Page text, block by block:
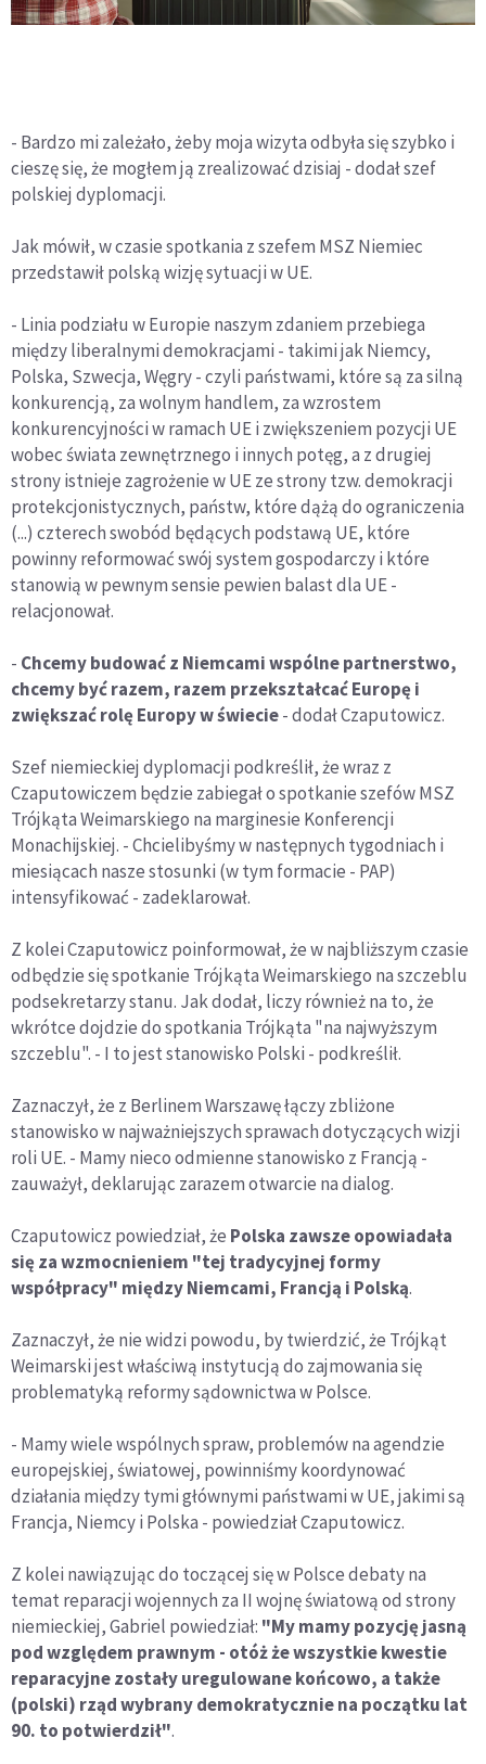
- Bardzo mi zależało, żeby moja wizyta odbyła się szybko i
cieszę się, że mogłem ją zrealizować dzisiaj - dodał szef
polskiej dyplomacji.
Jak mówił, w czasie spotkania z szefem MSZ Niemiec
przedstawił polską wizję sytuacji w UE.
- Linia podziału w Europie naszym zdaniem przebiega
między liberalnymi demokracjami - takimi jak Niemcy,
Polska, Szwecja, Węgry - czyli państwami, które są za silną
konkurencją, za wolnym handlem, za wzrostem
konkurencyjności w ramach UE i zwiększeniem pozycji UE
wobec świata zewnętrznego i innych potęg, a z drugiej
strony istnieje zagrożenie w UE ze strony tzw. demokracji
protekcjonistycznych, państw, które dążą do ograniczenia
(...) czterech swobód będących podstawą UE, które
powinny reformować swój system gospodarczy i które
stanowią w pewnym sensie pewien balast dla UE -
relacjonował.
- Chcemy budować z Niemcami wspólne partnerstwo,
chcemy być razem, razem przekształcać Europę i
zwiększać rolę Europy w świecie- dodał Czaputowicz.
Szef niemieckiej dyplomacji podkreślił, że wraz z
Czaputowiczem będzie zabiegał o spotkanie szefów MSZ
Trójkąta Weimarskiego na marginesie Konferencji
Monachijskiej. - Chcielibyśmy w następnych tygodniach i
miesiącach nasze stosunki (w tym formacie - PAP)
intensyfikować - zadeklarował.
Z kolei Czaputowicz poinformował, że w najbliższym czasie
odbędzie się spotkanie Trójkąta Weimarskiego na szczeblu
podsekretarzy stanu. Jak dodał, liczy również na to, że
wkrótce dojdzie do spotkania Trójkąta "na najwyższym
szczeblu". - I to jest stanowisko Polski - podkreślił.
Zaznaczył, że z Berlinem Warszawę łączy zbliżone
stanowisko w najważniejszych sprawach dotyczących wizji
roli UE. - Mamy nieco odmienne stanowisko z Francją -
zauważył, deklarując zarazem otwarcie na dialog.
Czaputowicz powiedział, że Polska zawsze opowiadała
się za wzmocnieniem "tej tradycyjnej formy
współpracy" między Niemcami, Francją i Polską.
Zaznaczył, że nie widzi powodu, by twierdzić, że Trójkąt
Weimarski jest właściwą instytucją do zajmowania się
problematyką reformy sądownictwa w Polsce.
- Mamy wiele wspólnych spraw, problemów na agendzie
europejskiej, światowej, powinniśmy koordynować
działania między tymi głównymi państwami w UE, jakimi są
Francja, Niemcy i Polska - powiedział Czaputowicz.
Z kolei nawiązując do toczącej się w Polsce debaty na
temat reparacji wojennych za II wojnę światową od strony
niemieckiej, Gabriel powiedział: "My mamy pozycję jasną
pod względem prawnym - otóż że wszystkie kwestie
reparacyjne zostały uregulowane końcowo, a także
(polski) rząd wybrany demokratycznie na początku lat
90. to potwierdził".